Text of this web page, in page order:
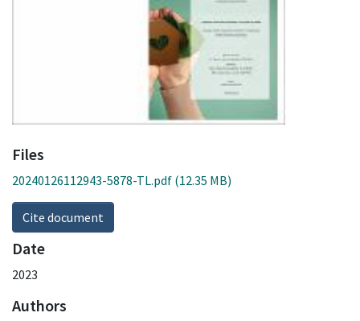
Files
20240126112943-5878-TL.pdf (12.35 MB)
Cite document
Date
2023
Authors